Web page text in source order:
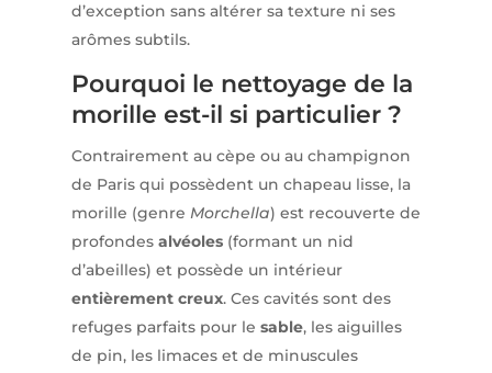
d’exception sans altérer sa texture ni ses
arômes subtils.
Pourquoi le nettoyage de la
morille est-il si particulier ?
Contrairement au cèpe ou au champignon
de Paris qui possèdent un chapeau lisse, la
morille (genre Morchella) est recouverte de
profondes alvéoles(formant un nid
d’abeilles) et possède un intérieur
entièrement creux. Ces cavités sont des
refuges parfaits pour le sable, les aiguilles
de pin, les limaces et de minuscules